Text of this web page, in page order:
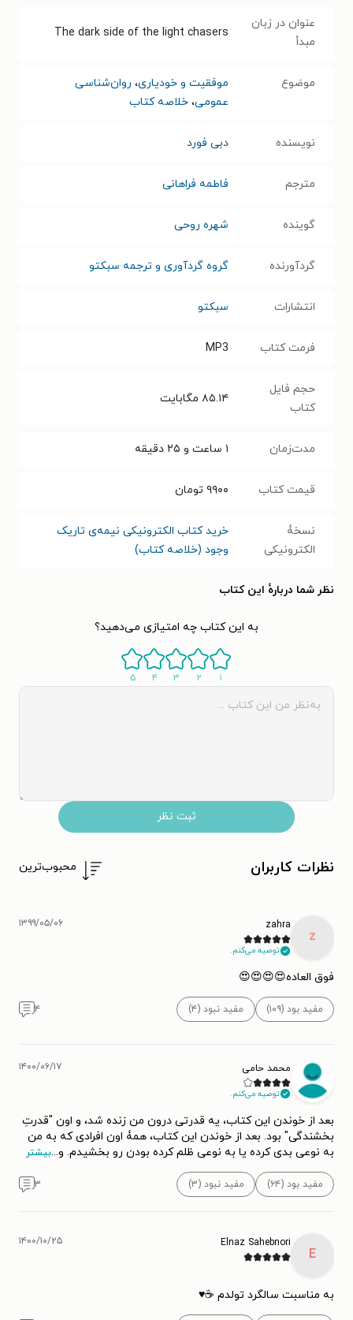
عنوان در زبان
مبدأ
The dark side of the light chasers
موضوع موفقیت و خودیاری، روان‌شناسی
عمومی، خلاصه کتاب
نویسنده دبی فورد
مترجم فاطمه فراهانی
گوینده شهره روحی
گردآورنده گروه گردآوری و ترجمه سبکتو
انتشارات سبکتو
فرمت کتاب MP3
حجم فایل
کتاب
۸۵.۱۴ مگابایت
مدت‌زمان ۱ ساعت و ۲۵ دقیقه
قیمت کتاب ۹۹۰۰ تومان
نسخۀ
الکترونیکی
خرید کتاب الکترونیکی نیمه‌ی تاریک
وجود (خلاصه کتاب)
نظر شما دربارهٔ این کتاب
به این کتاب چه امتیازی می‌دهید؟
۱ ۲ ۳ ۴ ۵
ثبت نظر
نظرات کاربران محبوب‌ترین
z
zahra
توصیه می‌کنم.
۱۳۹۹/۰۵/۰۶
فوق العاده😍😍😍😍
مفید بود (۱۰۹) مفید نبود (۴) ۴
محمد حامی
توصیه می‌کنم.
۱۴۰۰/۰۶/۱۷
بعد از خوندن این کتاب، یه قدرتی درون من زنده شد، و اون "قدرتِ
بخشندگی" بود. بعد از خوندن این کتاب، همۀ اون افرادی که به من
به نوعی بدی کرده یا به نوعی ظلم کرده بودن رو بخشیدم. و...بیشتر
مفید بود (۶۴) مفید نبود (۳) ۳
E
Elnaz Sahebnori ۱۴۰۰/۱۰/۲۵
به مناسبت سالگرد تولدم ☕️♥️